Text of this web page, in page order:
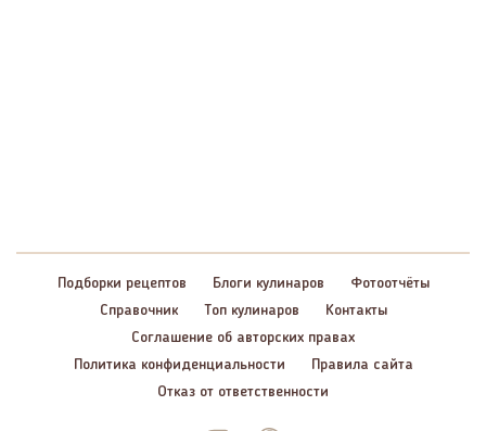
Подборки рецептов Блоги кулинаров
Фотоотчёты
Справочник
Топ кулинаров
Контакты
Соглашение об авторских правах
Политика конфиденциальности
Правила сайта
Отказ от ответственности